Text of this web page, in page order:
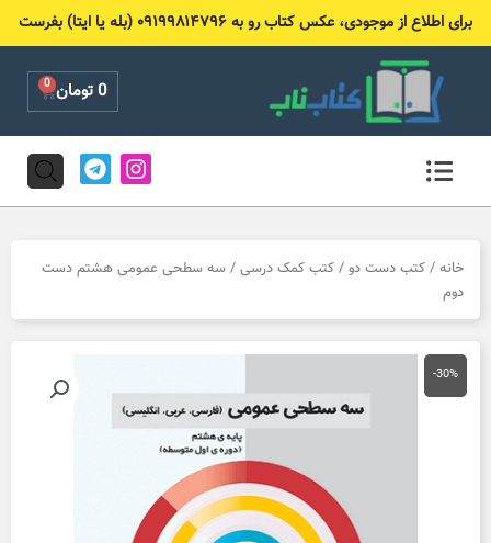
برای اطلاع از موجودی، عکس کتاب رو به ۰۹۱۹۹۸۱۴۷۹۶ (بله یا ایتا) بفرست
0تومان 0
Cart
I
n
s
g
a
T
e
l
r
m
خانه / کتب دست دو / کتب کمک درسی / سه سطحی عمومی هشتم دست
دوم
-30%